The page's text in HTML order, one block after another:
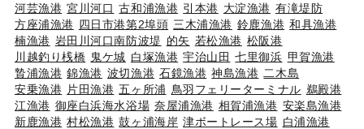
河芸漁港 宮川河口 古和浦漁港 引本港 大淀漁港 有滝堤防
方座浦漁港 四日市港第2埠頭 三木浦漁港 鈴鹿漁港 和具漁港
楠漁港 岩田川河口南防波堤 的矢 若松漁港 松阪港
川越釣り桟橋 鬼ケ城 白塚漁港 宇治山田 七里御浜 甲賀漁港
贄浦漁港 錦漁港 波切漁港 石鏡漁港 神島漁港 二木島
安乗漁港 片田漁港 五ヶ所浦 鳥羽フェリーターミナル 鵜殿港
江漁港 御座白浜海水浴場 奈屋浦漁港 相賀浦漁港 安楽島漁港
新鹿漁港 村松漁港 鼓ヶ浦海岸 津ボートレース場 白浦漁港